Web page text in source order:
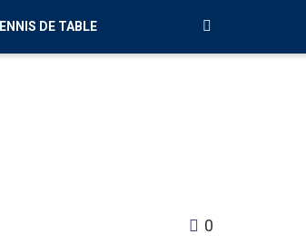
DE TABLE
0